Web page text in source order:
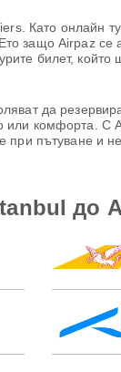
Като онлайн
защо Airpaz
билет,
да
комфорта. С
при пътуване и
до